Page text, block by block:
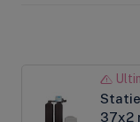
Statie
37x2